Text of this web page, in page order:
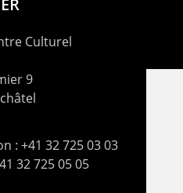
Culturel
9
: +41 32 725 03 03
32 725 05 05